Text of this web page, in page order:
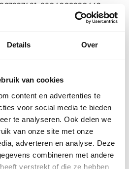
Details Over
van cookies
content en advertenties te
voor social media te bieden
te analyseren. Ook delen we
van onze site met onze
adverteren en analyse. Deze
combineren met andere
verstrekt of die ze hebben
8806099220662